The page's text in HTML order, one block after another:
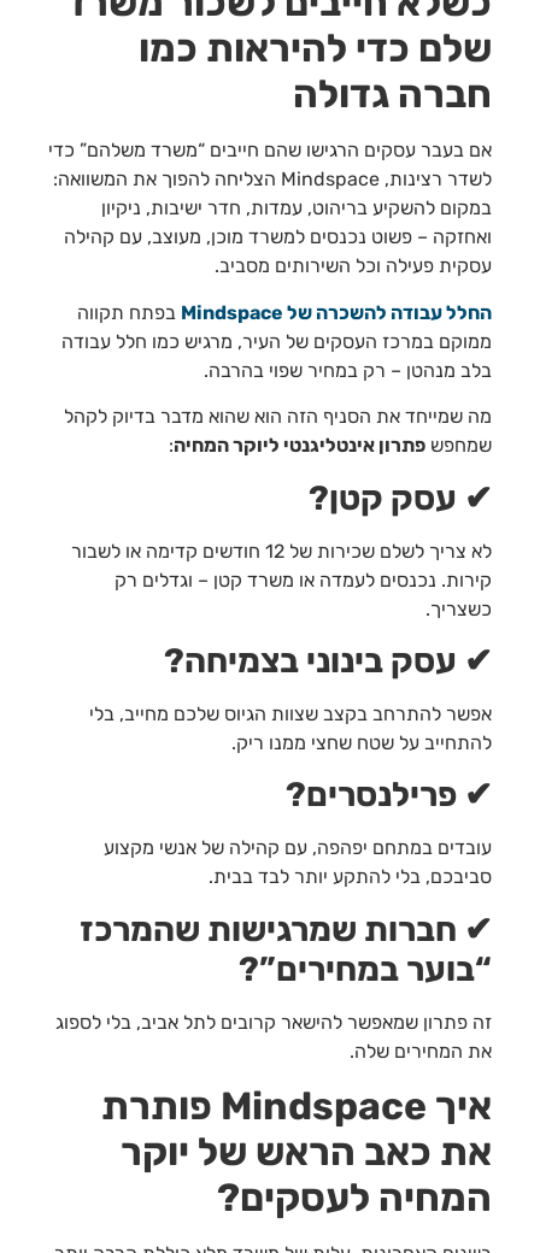
שלם כדי להיראות כמו
חברה גדולה
אם בעבר עסקים הרגישו שהם חייבים “משרד משלהם” כדי
לשדר רצינות, Mindspace הצליחה להפוך את המשוואה:
במקום להשקיע בריהוט, עמדות, חדר ישיבות, ניקיון
ואחזקה – פשוט נכנסים למשרד מוכן, מעוצב, עם קהילה
עסקית פעילה וכל השירותים מסביב.
החלל עבודה להשכרה של Mindspace בפתח תקווה
ממוקם במרכז העסקים של העיר, מרגיש כמו חלל עבודה
בלב מנהטן – רק במחיר שפוי בהרבה.
מה שמייחד את הסניף הזה הוא שהוא מדבר בדיוק לקהל
שמחפש פתרון אינטליגנטי ליוקר המחיה:
✔ עסק קטן?
לא צריך לשלם שכירות של 12 חודשים קדימה או לשבור
קירות. נכנסים לעמדה או משרד קטן – וגדלים רק
כשצריך.
✔ עסק בינוני בצמיחה?
אפשר להתרחב בקצב שצוות הגיוס שלכם מחייב, בלי
להתחייב על שטח שחצי ממנו ריק.
✔ פרילנסרים?
עובדים במתחם יפהפה, עם קהילה של אנשי מקצוע
סביבכם, בלי להתקע יותר לבד בבית.
✔ חברות שמרגישות שהמרכז
“בוער במחירים”?
זה פתרון שמאפשר להישאר קרובים לתל אביב, בלי לספוג
את המחירים שלה.
איך Mindspace פותרת
את כאב הראש של יוקר
המחיה לעסקים?